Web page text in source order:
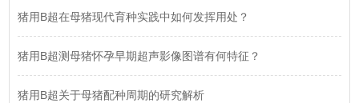
猪用B超在母猪现代育种实践中如何发挥用处？
猪用B超测母猪怀孕早期超声影像图谱有何特征？
猪用B超关于母猪配种周期的研究解析